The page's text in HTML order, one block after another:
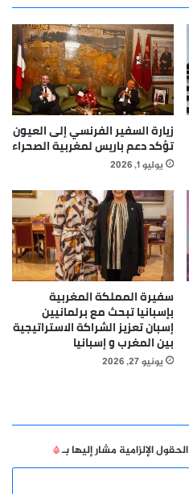
زيارة السفير الفرنسي إلى العيون
تؤكد دعم باريس لمغربية الصحراء
يوليو 1, 2026
سفيرة المملكة المغربية
بإسبانيا تبحث مع برلمانيين
إسبان تعزيز الشراكة الاستراتيجية
بين المغرب و إسبانيا
يونيو 27, 2026
الحقول الإلزامية مشار إليها بـ*